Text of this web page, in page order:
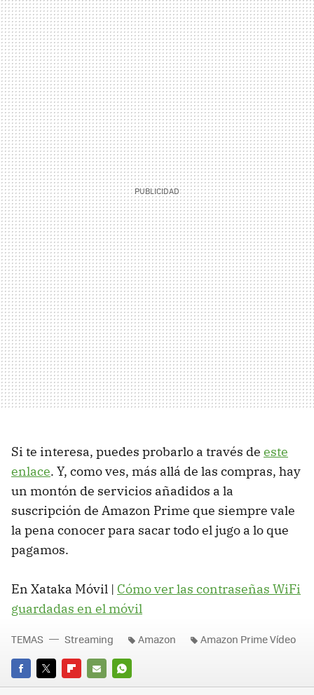
Si te interesa, puedes probarlo a través de este
enlace. Y, como ves, más allá de las compras, hay
un montón de servicios añadidos a la
suscripción de Amazon Prime que siempre vale
la pena conocer para sacar todo el jugo a lo que
pagamos.
En Xataka Móvil | Cómo ver las contraseñas WiFi
guardadas en el móvil
FACEBOOK
TWITTERFLIPBOARD
E-
WHATSAPP
TEMAS Streaming Amazon Amazon Prime Vídeo